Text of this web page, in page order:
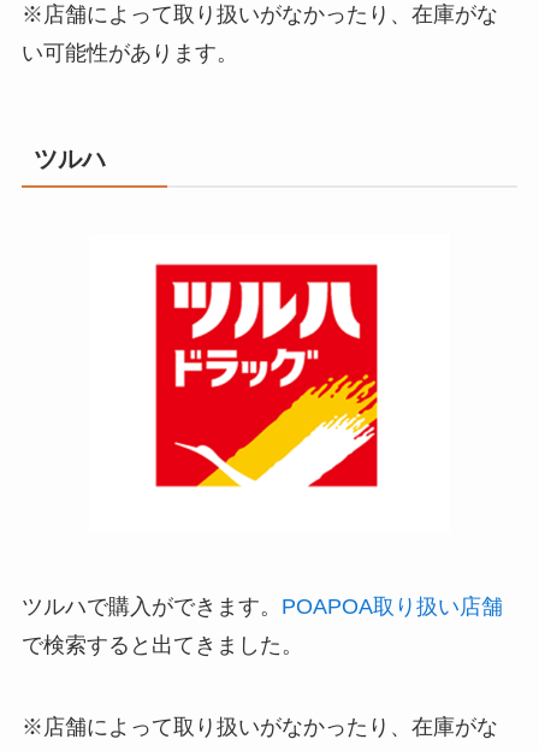
※店舗によって取り扱いがなかったり、在庫がな
い可能性があります。
ツルハ
ツルハで購入ができます。 POAPOA取り扱い店舗
で検索すると出てきました。
※店舗によって取り扱いがなかったり、在庫がな